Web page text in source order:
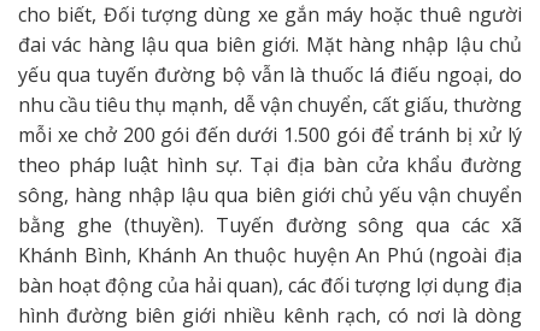
cho biết, Đối tượng dùng xe gắn máy hoặc thuê người
đai vác hàng lậu qua biên giới. Mặt hàng nhập lậu chủ
yếu qua tuyến đường bộ vẫn là thuốc lá điếu ngoại, do
nhu cầu tiêu thụ mạnh, dễ vận chuyển, cất giấu, thường
mỗi xe chở 200 gói đến dưới 1.500 gói để tránh bị xử lý
theo pháp luật hình sự. Tại địa bàn cửa khẩu đường
sông, hàng nhập lậu qua biên giới chủ yếu vận chuyển
bằng ghe (thuyền). Tuyến đường sông qua các xã
Khánh Bình, Khánh An thuộc huyện An Phú (ngoài địa
bàn hoạt động của hải quan), các đối tượng lợi dụng địa
hình đường biên giới nhiều kênh rạch, có nơi là dòng